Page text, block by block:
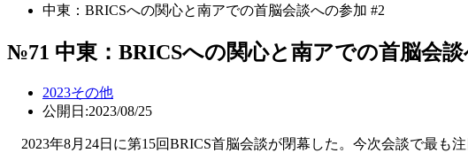
中東：BRICSへの関心と南アでの首脳会談への参加 #2
№71 中東：BRICSへの関心と南アでの首脳会談
2023その他
公開日:2023/08/25
2023年8月24日に第15回BRICS首脳会談が閉幕した。今次会談で最も